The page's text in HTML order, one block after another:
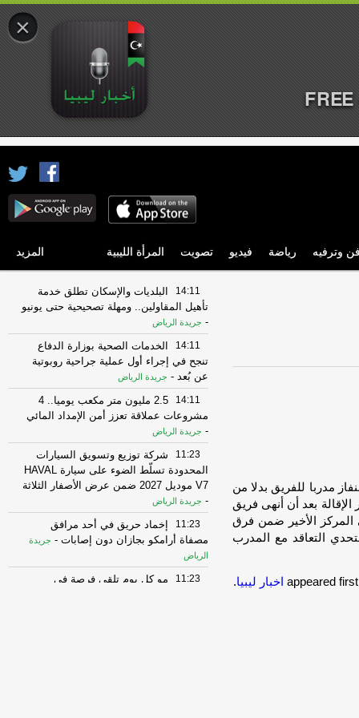
وترفيه رياضة فيديو تصويت المرأة الليبية المزيد
مدربا للفريق بدلا من
بعد أن أنهى فريق
الأخير ضمن فرق
التعاقد مع المدرب
اخبار ليبيا.
14:11
البلديات والإسكان تطلق خدمة
تأهيل المقاولين.. ومهلة تصحيحية حتى يونيو
- جريدة الرياض
14:11
الخدمات الصحية بوزارة الدفاع
تنجح في إجراء أول عملية جراحية روبوتية
عن بُعد - جريدة الرياض
14:11
2.5 مليون متر مكعب يوميا.. 4
مشروعات عملاقة تعزز أمن الإمداد المائي
- جريدة الرياض
11:23
شركة توزيع وتسويق السيارات
المحدودة تسلّط الضوء على سيارة HAVAL
V7 موديل 2027 ضمن عرض الأصفار الثلاثة
- جريدة الرياض
11:23
إخماد حريق في أحد مرافق
مصفاة أرامكو بجازان دون إصابات - جريدة
الرياض
11:23
مو كل يوم تلقى فرصة في
×